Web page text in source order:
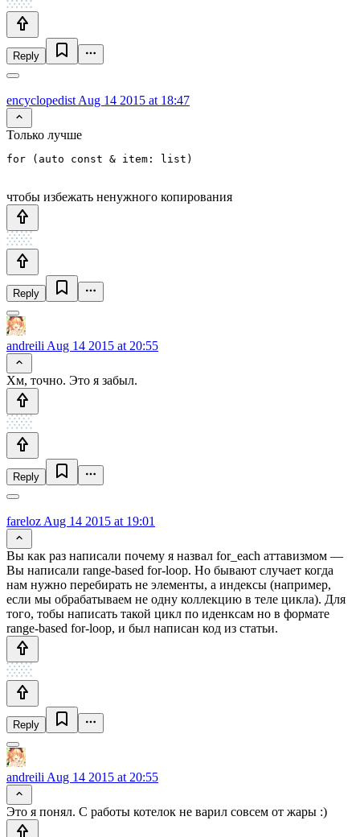
Reply
encyclopedist Aug 14 2015 at 18:47
Только лучше
чтобы избежать ненужного копирования
Reply
andreili Aug 14 2015 at 20:55
Хм, точно. Это я забыл.
Reply
fareloz Aug 14 2015 at 19:01
Вы как раз написали почему я назвал for_each аттавизмом —
Вы написали range-based for-loop. Но бывают случает когда
нам нужно перебирать не элементы, а индексы (например,
если мы обрабатываем не одну коллекцию в теле цикла). Для
того, тобы написать такой цикл по иденксам но в формате
range-based for-loop, и был написан код из статьи.
Reply
andreili Aug 14 2015 at 20:55
Это я понял. С работы котелок не варил совсем от жары :)